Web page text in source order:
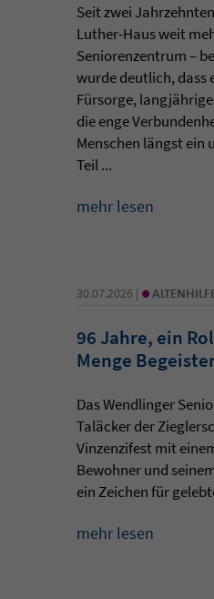
Seit zwei
Luther-Haus weit
Seniorenzentrum –
wurde deutlich, dass
Fürsorge,
die enge
Menschen längst ein
Teil ...
mehr lesen
30.07.2026 | •
96 Jahre, ein
Menge
Das Wendlinger
Taläcker der
Vinzenzifest mit
Bewohner und
ein Zeichen für
mehr lesen